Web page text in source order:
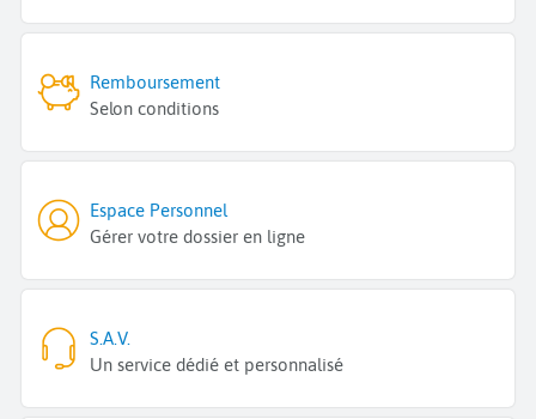
Remboursement
Selon conditions
Espace Personnel
Gérer votre dossier en ligne
S.A.V.
Un service dédié et personnalisé